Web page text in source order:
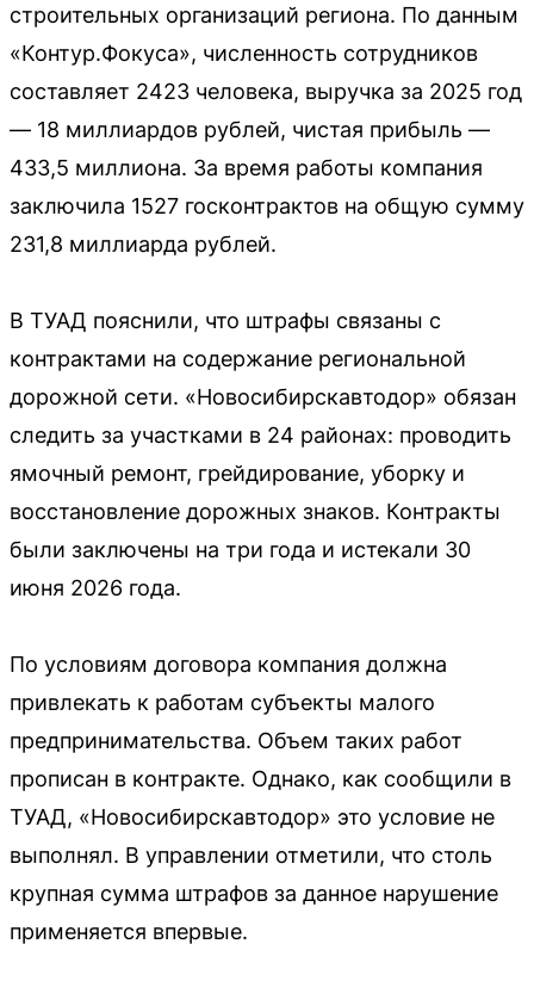
строительных организаций региона. По данным
«Контур.Фокуса», численность сотрудников
составляет 2423 человека, выручка за 2025 год
— 18 миллиардов рублей, чистая прибыль —
433,5 миллиона. За время работы компания
заключила 1527 госконтрактов на общую сумму
231,8 миллиарда рублей.
В ТУАД пояснили, что штрафы связаны с
контрактами на содержание региональной
дорожной сети. «Новосибирскавтодор» обязан
следить за участками в 24 районах: проводить
ямочный ремонт, грейдирование, уборку и
восстановление дорожных знаков. Контракты
были заключены на три года и истекали 30
июня 2026 года.
По условиям договора компания должна
привлекать к работам субъекты малого
предпринимательства. Объем таких работ
прописан в контракте. Однако, как сообщили в
ТУАД, «Новосибирскавтодор» это условие не
выполнял. В управлении отметили, что столь
крупная сумма штрафов за данное нарушение
применяется впервые.